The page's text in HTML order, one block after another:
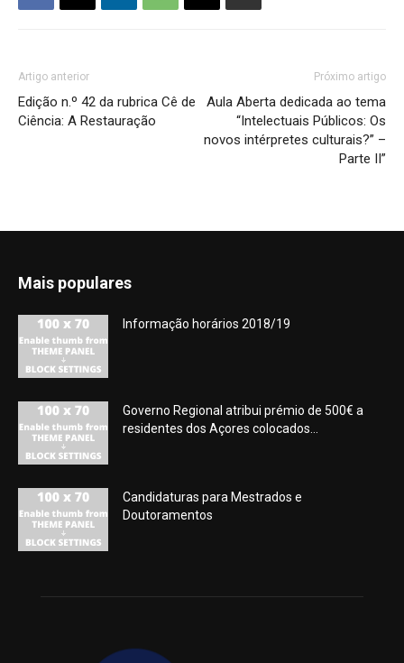
Artigo anterior
Edição n.º 42 da rubrica Cê de
Ciência: A Restauração
Próximo artigo
Aula Aberta dedicada ao tema
“Intelectuais Públicos: Os
novos intérpretes culturais?” –
Parte II”
Mais populares
Informação horários 2018/19
Governo Regional atribui prémio de 500€ a
residentes dos Açores colocados...
Candidaturas para Mestrados e
Doutoramentos